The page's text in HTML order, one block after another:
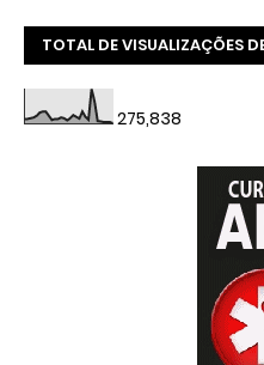
TOTAL DE VISUALIZAÇÕES
275,838